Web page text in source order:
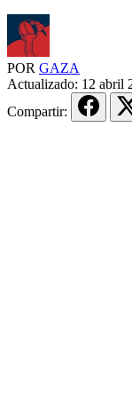
POR GAZA
Actualizado: 12 abril
Compartir: